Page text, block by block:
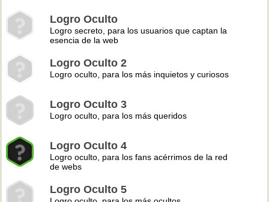
Logro Oculto
Logro secreto, para los usuarios que captan la
esencia de la web
Logro Oculto 2
Logro oculto, para los más inquietos y curiosos
Logro Oculto 3
Logro oculto, para los más queridos
Logro Oculto 4
Logro oculto, para los fans acérrimos de la red
de webs
Logro Oculto 5